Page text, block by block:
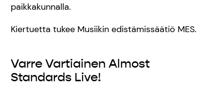
paikkakunnalla.
Kiertuetta tukee Musiikin edistämissäätiö MES.
Varre Vartiainen Almost
Standards Live!